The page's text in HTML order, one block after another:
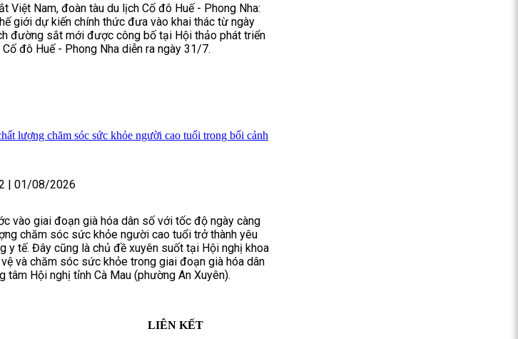
Việt Nam, đoàn tàu du lịch Cố đô Huế - Phong Nha:
giới dự kiến chính thức đưa vào khai thác từ ngày
đường sắt mới được công bố tại Hội thảo phát triển
đô Huế - Phong Nha diễn ra ngày 31/7.
lượng chăm sóc sức khỏe người cao tuổi trong bối cảnh
01/08/2026
vào giai đoạn già hóa dân số với tốc độ ngày càng
chăm sóc sức khỏe người cao tuổi trở thành yêu
y tế. Đây cũng là chủ đề xuyên suốt tại Hội nghị khoa
và chăm sóc sức khỏe trong giai đoạn già hóa dân
tâm Hội nghị tỉnh Cà Mau (phường An Xuyên).
LIÊN KẾT